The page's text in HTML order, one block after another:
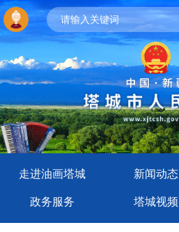
走进油画塔城 新闻动态
政务服务 塔城视频